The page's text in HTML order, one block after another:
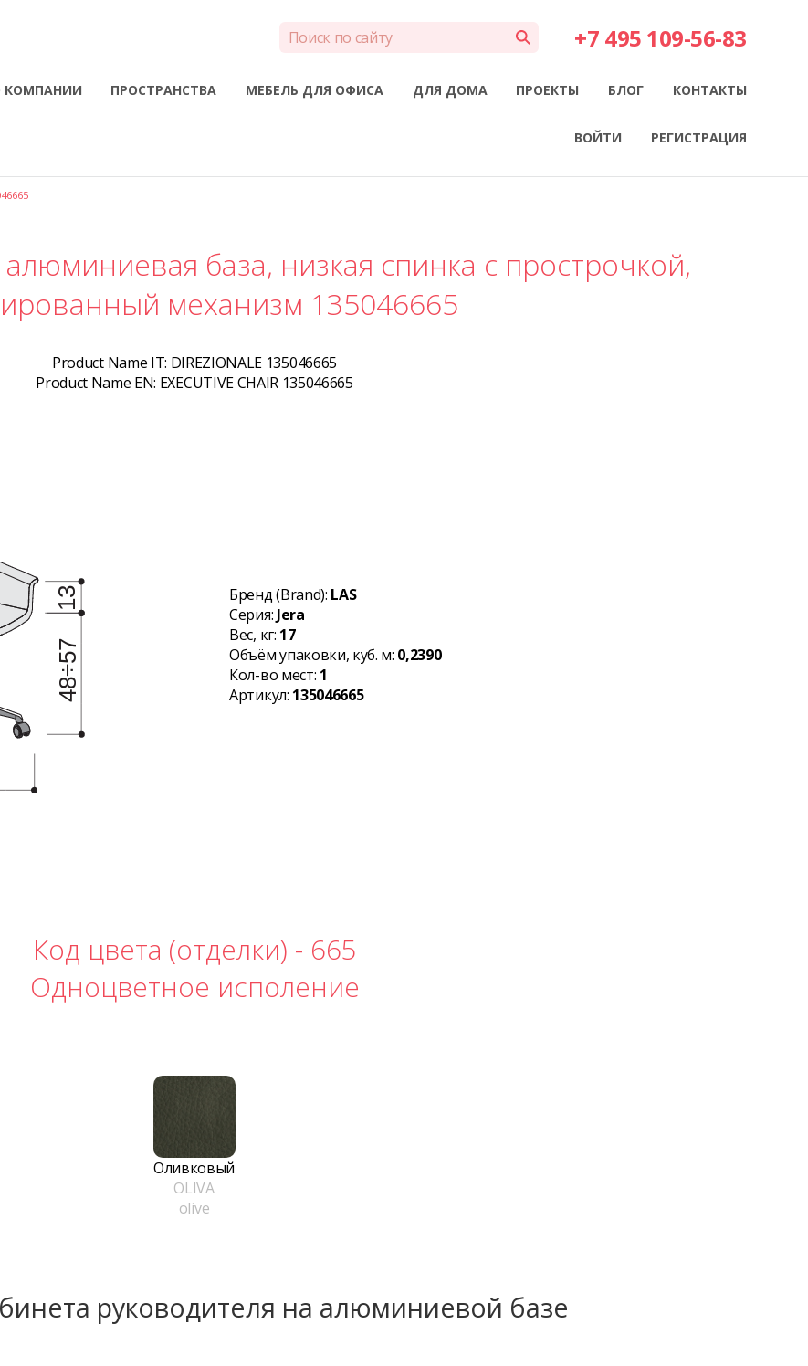
+7 495 109-56-83
КОМПАНИИ ПРОСТРАНСТВА МЕБЕЛЬ ДЛЯ ОФИСА ДЛЯ ДОМА ПРОЕКТЫ БЛОГ КОНТАКТЫ
ВОЙТИ РЕГИСТРАЦИЯ
база, низкая спинка с прострочкой,
механизм 135046665
Product Name IT: DIREZIONALE 135046665
Product Name EN: EXECUTIVE CHAIR 135046665
Бренд (Brand): LAS
Серия: Jera
Вес, кг: 17
Объём упаковки, куб. м: 0,2390
Кол-во мест: 1
Артикул: 135046665
Код цвета (отделки) - 665
Одноцветное исполение
Оливковый
OLIVA
olive
руководителя на алюминиевой базе